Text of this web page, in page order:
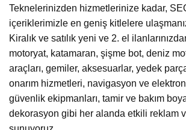
Teknelerinizden hizmetlerinize kadar,
içeriklerimizle en geniş kitlelere
Kiralık ve satılık yeni ve 2. el
motoryat, katamaran, şişme bot, deniz
araçları, gemiler, aksesuarlar, yedek
onarım hizmetleri, navigasyon ve
güvenlik ekipmanları, tamir ve bakım
dekorasyon gibi her alanda etkili reklam